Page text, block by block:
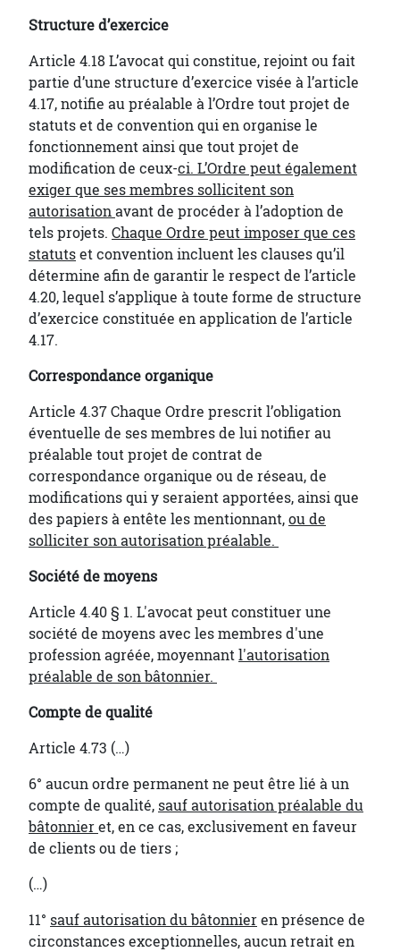
Structure d’exercice
Article 4.18 L’avocat qui constitue, rejoint ou fait
partie d’une structure d’exercice visée à l’article
4.17, notifie au préalable à l’Ordre tout projet de
statuts et de convention qui en organise le
fonctionnement ainsi que tout projet de
modification de ceux-ci. L’Ordre peut également
exiger que ses membres sollicitent son
autorisationavant de procéder à l’adoption de
tels projets. Chaque Ordre peut imposer que ces
statutset convention incluent les clauses qu’il
détermine afin de garantir le respect de l’article
4.20, lequel s’applique à toute forme de structure
d’exercice constituée en application de l’article
4.17.
Correspondance organique
Article 4.37 Chaque Ordre prescrit l’obligation
éventuelle de ses membres de lui notifier au
préalable tout projet de contrat de
correspondance organique ou de réseau, de
modifications qui y seraient apportées, ainsi que
des papiers à entête les mentionnant,ou de
solliciter son autorisation préalable.
Société de moyens
Article 4.40 § 1. L'avocat peut constituer une
société de moyens avec les membres d'une
profession agréée, moyennantl'autorisation
préalable de son bâtonnier.
Compte de qualité
Article 4.73 (…)
6° aucun ordre permanent ne peut être lié à un
compte de qualité, sauf autorisation préalable du
bâtonnieret, en ce cas, exclusivement en faveur
de clients ou de tiers ;
(…)
11° sauf autorisation du bâtonnieren présence de
circonstances exceptionnelles, aucun retrait en